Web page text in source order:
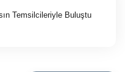
Temsilcileriyle Buluştu